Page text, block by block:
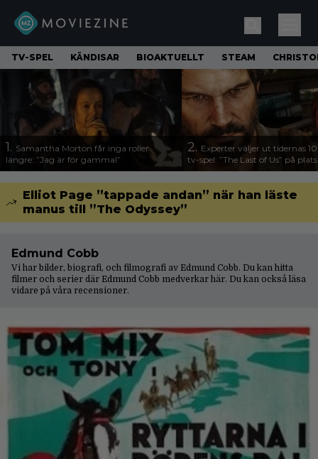
TV-SPEL KÄNDISAR BIOAKTUELLT STEAM
1. Samantha Morton får inga roller
längre: ”Jag är för gammal”
2. Experter väljer ut tidernas
tv-spel: ”The Last of Us” på
Elliot Page ”tappade andan” när han läste
manus till ”The Odyssey”
Edmund Cobb
Vi har bilder, biografi, och filmografi av Edmund Cobb. Du kan hitta
filmer och serier där Edmund Cobb medverkar här. Du kan också läsa
vidare på våra recensioner.